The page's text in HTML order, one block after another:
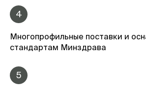
4
Многопрофильные поставки и
стандартам Минздрава
5